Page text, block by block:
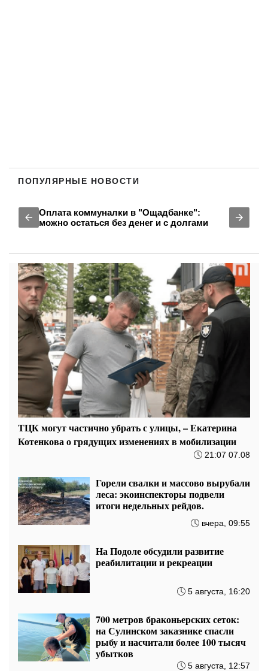
ПОПУЛЯРНЫЕ НОВОСТИ
Оплата коммуналки в "Ощадбанке":
можно остаться без денег и с долгами
ТЦК могут частично убрать с улицы, – Екатерина
Котенкова о грядущих изменениях в мобилизации
21:07 07.08
Горели свалки и массово вырубали
леса: экоинспекторы подвели
итоги недельных рейдов.
вчера, 09:55
На Подоле обсудили развитие
реабилитации и рекреации
5 августа, 16:20
700 метров браконьерских сеток:
на Сулинском заказнике спасли
рыбу и насчитали более 100 тысяч
убытков
5 августа, 12:57